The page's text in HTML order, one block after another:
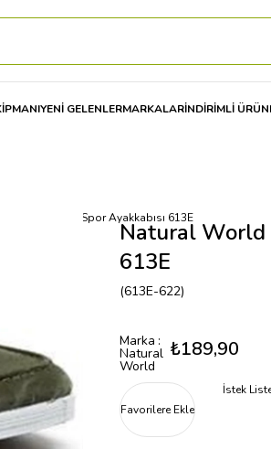
YENİ GELENLERMARKALARİNDİRİMLİ
Enz. Kadın Spor Ayakkabısı 613E
Natural World
613E
(613E-622)
Marka :
Natural
World
₺189,90
Favorilere Ekle
İstek